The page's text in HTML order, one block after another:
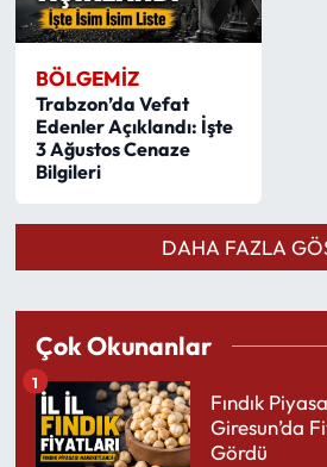
BÖLGEMIZ
Trabzon’da Vefat
Edenler Açıklandı: İşte
3 Ağustos Cenaze
Bilgileri
DAHA FAZLA
Çok Okunanlar
Fındık
Giresun’da
Gördü
1